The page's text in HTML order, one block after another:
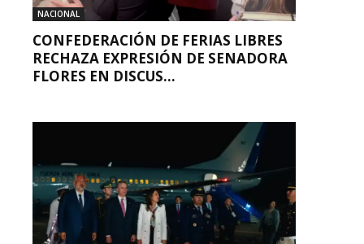
NACIONAL
CONFEDERACIÓN DE FERIAS LIBRES
RECHAZA EXPRESIÓN DE SENADORA
FLORES EN DISCUS...